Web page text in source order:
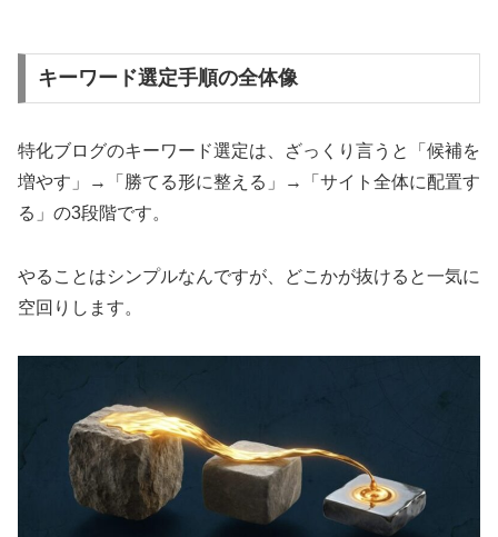
キーワード選定手順の全体像
特化ブログのキーワード選定は、ざっくり言うと「候補を
増やす」→「勝てる形に整える」→「サイト全体に配置す
る」の3段階です。
やることはシンプルなんですが、どこかが抜けると一気に
空回りします。